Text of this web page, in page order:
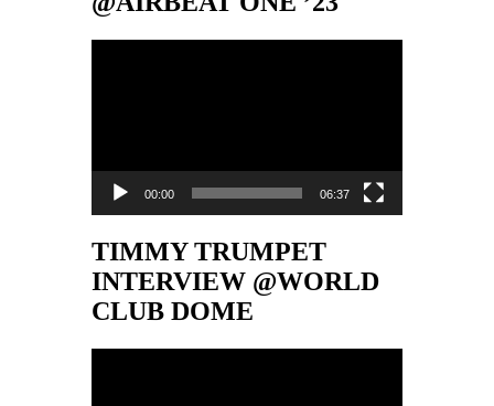
00:00 06:37
TIMMY TRUMPET
INTERVIEW @WORLD
CLUB DOME